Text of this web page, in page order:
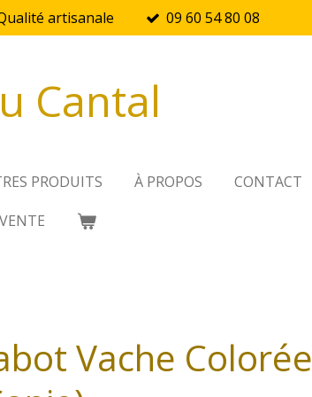
artisanale 09 60 54 80 08
Cantal
PRODUITS À PROPOS
CONTACT
Vache Colorée